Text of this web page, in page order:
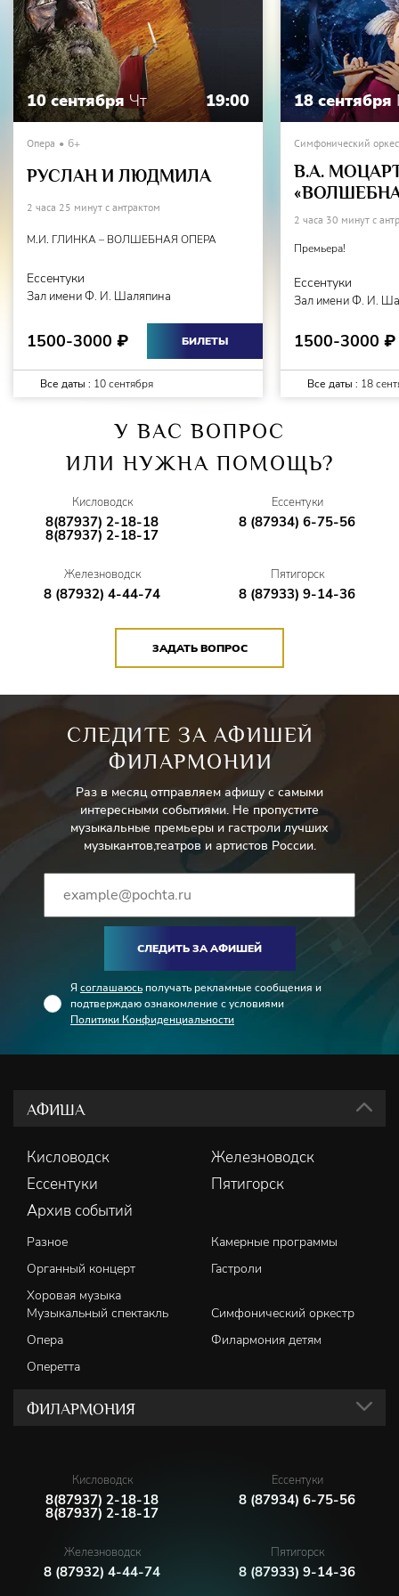
Бутафорский цех– Ольга Санникова
Ответственный концертмейстер атьяна Шишкина
Помощник режиссера– Юлия Журавлёва
Заведующий оперной труппы– Виктор Журавлёв
КАРМЕН - Лауреат международных конкурсовОльга
ДОН ХОЗЕ, сержант драгунского полка Иван Буянец
ЭСКАМИЛЬО, тореадор
МИКАЭЛА, девушка из Наварры, невеста Хозе
международных конкурсов
Илья Точилкин
международных конкурсов
Данил Литвинов
артист Республики КалмыкияМихаил Ходжигиров
ФРАСКИТА, подруга Кармен–Дипломант всроссийского
конкурсаЮлия Колеватова
МЕРСЕДЕС–Дипломант международного конкурса
Наталья Говорская
РЕМЕНДАДО – Виктор Журавлёв
Офицеры, солдаты, работницы сигарной фабрики,
контрабандисты–Лауреат международных конкурсов
Филармонический хор им. В.И. Сафонова
10 сентября Чт 19:00
Опера 6+
РУСЛАН И ЛЮДМИЛА
2 часа 25 минут с антрактом
М.И. ГЛИНКА – ВОЛШЕБНАЯ ОПЕРА
Ессентуки
Зал имени Ф. И. Шаляпина
1500-3000 ₽ БИЛЕТЫ
Все даты : 10 сентября
18 сентября
Симфонический
В.А.
2 часа 30 минут с
Премьера!
Ессентуки
Зал имени Ф. И.
1500-3000 ₽
Все даты : 18
У ВАС ВОПРОС
ИЛИ НУЖНА ПОМОЩЬ?
Кисловодск
8(87937) 2-18-18
8(87937) 2-18-17
Ессентуки
8 (87934) 6-75-56
Железноводск
8 (87932) 4-44-74
Пятигорск
8 (87933) 9-14-36
ЗАДАТЬ ВОПРОС
СЛЕДИТЕ ЗА АФИШЕЙ
ФИЛАРМОНИИ
Раз в месяц отправляем афишу с самыми
интересными событиями. Не пропустите
музыкальные премьеры и гастроли лучших
музыкантов,театров и артистов России.
СЛЕДИТЬ ЗА АФИШЕЙ
Я соглашаюсь получать рекламные сообщения и
подтверждаю ознакомление с условиями
Политики Конфиденциальности
АФИША
Кисловодск
Железноводск
Ессентуки
Пятигорск
Архив событий
Разное
Камерные программы
Органный концерт
Гастроли
Хоровая музыка
Музыкальный спектакль
Симфонический оркестр
Опера
Филармония детям
Оперетта
ФИЛАРМОНИЯ
Кисловодск
8(87937) 2-18-18
8(87937) 2-18-17
Ессентуки
8 (87934) 6-75-56
Железноводск
8 (87932) 4-44-74
Пятигорск
8 (87933) 9-14-36